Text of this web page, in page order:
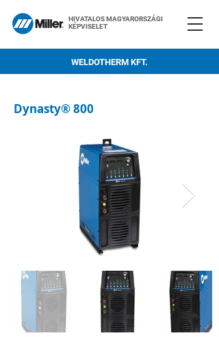
HIVATALOS MAGYARORSZÁGI
KÉPVISELET
WELDOTHERM KFT.
Dynasty® 800